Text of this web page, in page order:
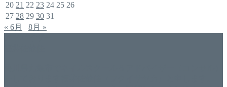
20 21 22 23 24 25 26
27 28 29 30 31
« 6月
8月 »